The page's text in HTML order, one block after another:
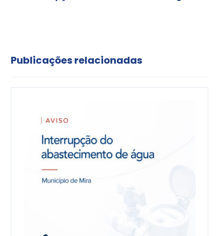
Publicações relacionadas